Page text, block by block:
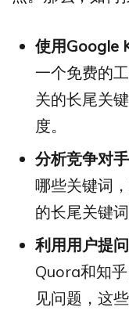
使用Google
一个免费的
关的长尾关
度。
分析竞争对手
哪些关键词
的长尾关键词
利用用户提问
Quora和知
见问题，这